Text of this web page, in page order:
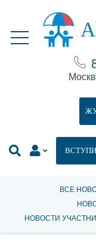
ВСЕ
НОВОСТИ